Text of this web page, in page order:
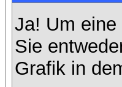
Ja! Um
Sie
Grafik in